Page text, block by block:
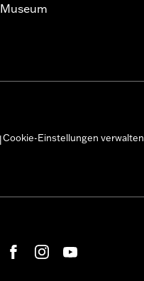
Museum
Cookie-Einstellungen verwalten